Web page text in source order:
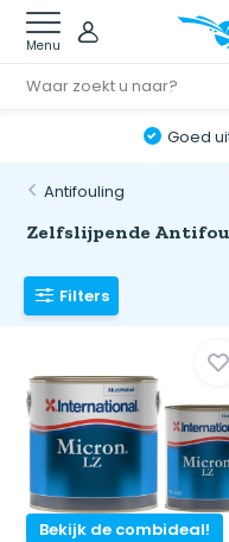
Menu
Goed
Antifouling
Zelfslijpende
Filters
Bekijk de combideal!